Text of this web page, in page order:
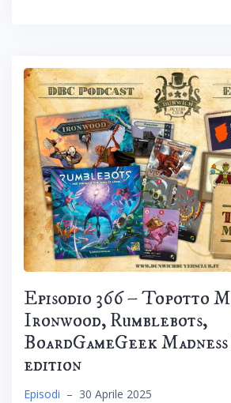
Episodio 366 – Topotto
Ironwood, Rumblebots,
BoardGameGeek
edition
Episodi – 30 Aprile 2025